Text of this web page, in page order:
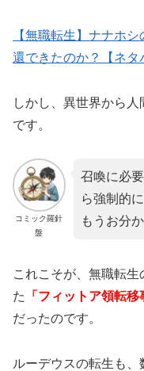
【無職転生】ナナホ
還できたのか？【ネタ
しかし、異世界から
です。
コミック羅針
盤
召喚に必
ら強制的
もうお分
これこそが、無職転
た
「フィットア領転
だったのです。
ルーデウスの転生も、